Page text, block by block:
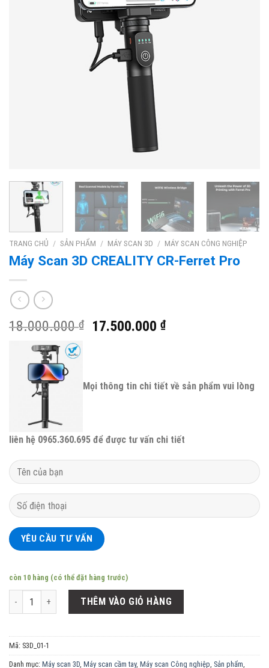
TRANG CHỦ / SẢN PHẨM / MÁY SCAN 3D / MÁY SCAN CÔNG NGHIỆP
Máy Scan 3D CREALITY CR-Ferret Pro
18.000.000₫ 17.500.000₫
Mọi thông tin chi tiết về sản phẩm vui lòng
liên hệ 0965.360.695 để được tư vấn chi tiết
còn 10 hàng (có thể đặt hàng trước)
Máy Scan 3D CREALITY CR-Ferret Pro số lượng
THÊM VÀO GIỎ HÀNG
Mã: S3D_01-1
Danh mục: Máy scan 3D, Máy scan cầm tay, Máy scan Công nghiệp, Sản phẩm,